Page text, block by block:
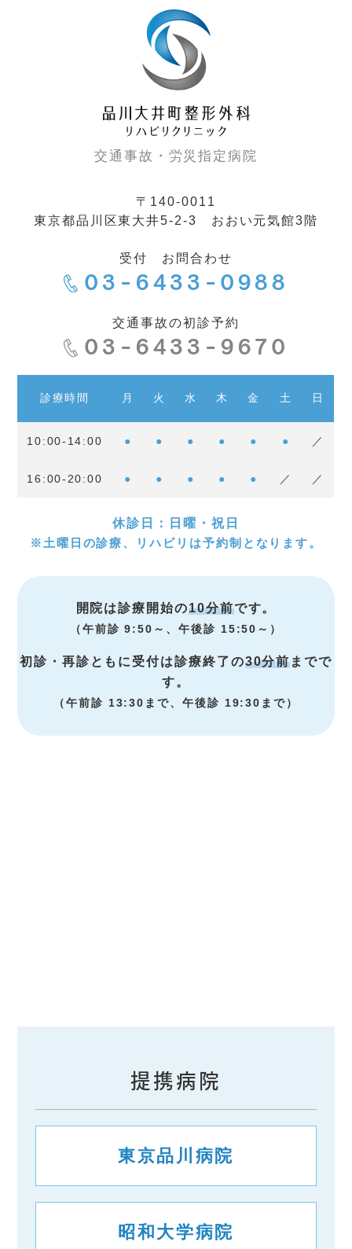
交通事故・労災指定病院
〒140-0011
東京都品川区東大井5-2-3 おおい元気館3階
受付 お問合わせ
03-6433-0988
交通事故の初診予約
03-6433-9670
診療時間 月 火 水 木 金 土 日
10:00-14:00 ● ● ● ● ● ● ／
16:00-20:00 ● ● ● ● ● ／ ／
休診日：日曜・祝日
※土曜日の診療、リハビリは予約制となります。
開院は診療開始の10分前です。
（午前診 9:50～、午後診 15:50～）
初診・再診ともに受付は診療終了の30分前までで
す。
（午前診 13:30まで、午後診 19:30まで）
提携病院
東京品川病院
昭和大学病院